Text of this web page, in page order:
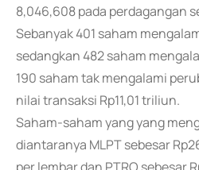
8,046,608 pada perdagangan
Sebanyak 401 saham
sedangkan 482 saham
190 saham tak mengalami
nilai transaksi Rp11,01 triliun.
Saham-saham yang yang
diantaranya MLPT sebesar